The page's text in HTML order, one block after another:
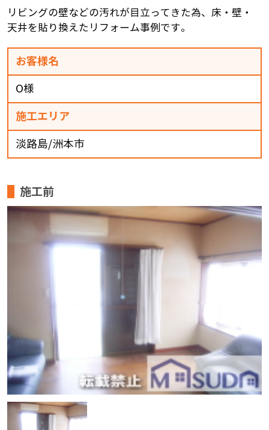
リビングの壁などの汚れが目立ってきた為、床・壁・
天井を貼り換えたリフォーム事例です。
お客様名
O様
施工エリア
淡路島/洲本市
施工前